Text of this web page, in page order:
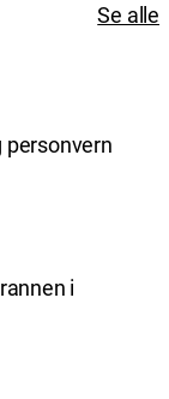
Se alle
personvern
i